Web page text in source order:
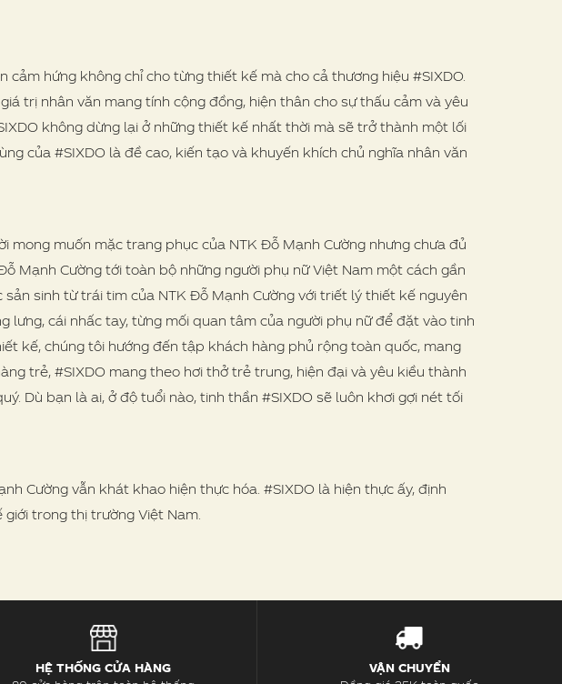
hứng không chỉ cho từng thiết kế mà cho cả thương hiệu #SIXDO.
trị nhân văn mang tính cộng đồng, hiện thân cho sự thấu cảm và yêu
không dừng lại ở những thiết kế nhất thời mà sẽ trở thành một lối
của #SIXDO là đề cao, kiến tạo và khuyến khích chủ nghĩa nhân văn
mong muốn mặc trang phục của NTK Đỗ Mạnh Cường nhưng chưa đủ
Mạnh Cường tới toàn bộ những người phụ nữ Việt Nam một cách gần
sinh từ trái tim của NTK Đỗ Mạnh Cường với triết lý thiết kế nguyên
lưng, cái nhấc tay, từng mối quan tâm của người phụ nữ để đặt vào tinh
kế, chúng tôi hướng đến tập khách hàng phủ rộng toàn quốc, mang
trẻ, #SIXDO mang theo hơi thở trẻ trung, hiện đại và yêu kiều thành
Dù bạn là ai, ở độ tuổi nào, tinh thần #SIXDO sẽ luôn khơi gợi nét tối
Cường vẫn khát khao hiện thực hóa. #SIXDO là hiện thực ấy, định
trong thị trường Việt Nam.
HỆ THỐNG CỬA HÀNG
VẬN CHUYỂN